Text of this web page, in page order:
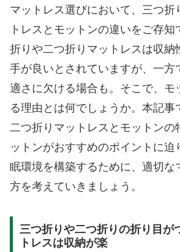
マットレス選びにおいて、三つ折
トレスとモットンの違いをご存
折りや二つ折りマットレスは収納
手が良いとされていますが、一方
適さに欠ける場合も。そこで、モ
る理由とは何でしょうか。本記事
二つ折りマットレスとモットンの
ットンがおすすめのポイントに迫
眠環境を構築するために、適切な
方を考えていきましょう。
三つ折りや二つ折りの折り目が
トレスは収納が楽